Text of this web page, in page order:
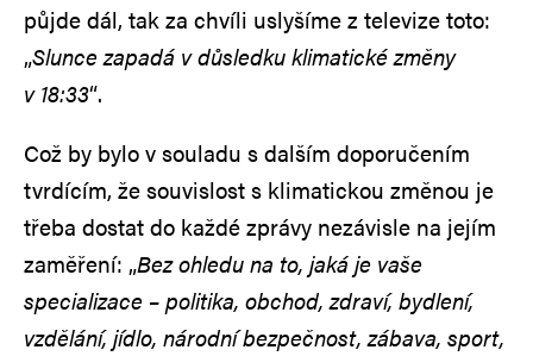
půjde dál, tak za chvíli uslyšíme z televize toto:
„Slunce zapadá v důsledku klimatické změny
v 18:33“.
Což by bylo v souladu s dalším doporučením
tvrdícím, že souvislost s klimatickou změnou je
třeba dostat do každé zprávy nezávisle na jejím
zaměření: „Bez ohledu na to, jaká je vaše
specializace – politika, obchod, zdraví, bydlení,
vzdělání, jídlo, národní bezpečnost, zábava, sport,